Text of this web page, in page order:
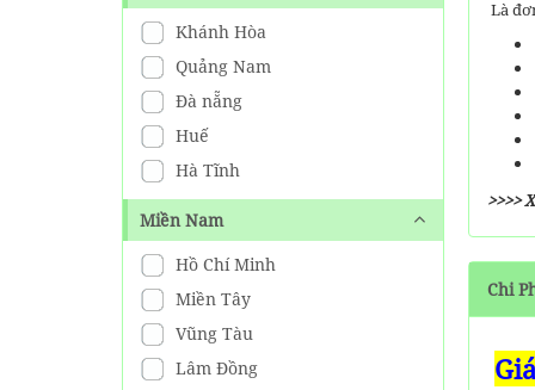
Giá từ:
Tour đang có giảm giá đến
BẢNG GIÁ Vé Grand World
Giá từ:
Vé VinWonders Và Safari
Giá từ:
Tour đang có giảm giá đến
Khánh Hòa
Quảng Nam
Đà nẵng
Huế
Hà Tĩnh
Miền Nam
Hồ Chí Minh
Miền Tây
Vũng Tàu
Lâm Đồng
Là
>>>>
Chi